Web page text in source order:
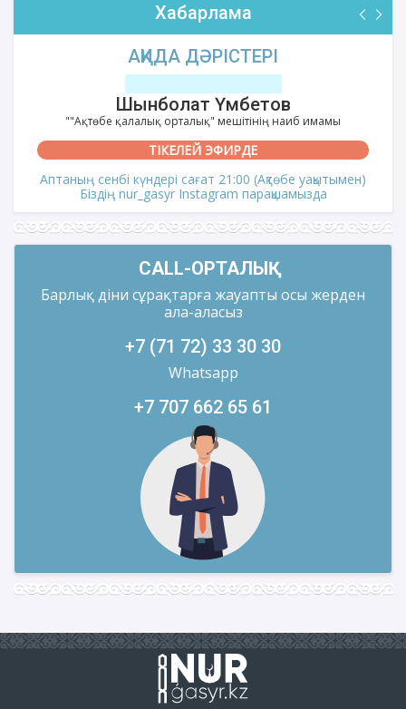
Хабарлама
АҚИДА ДӘРІСТЕРІ
Шынболат Үмбетов
""Ақтөбе қалалық орталық" мешітінің наиб имамы
ТІКЕЛЕЙ ЭФИРДЕ
Аптаның сенбі күндері сағат 21:00 (Ақтөбе уақытымен)
Біздің nur_gasyr Instagram парақшамызда
CALL-ОРТАЛЫҚ
Барлық діни сұрақтарға жауапты осы жерден
ала-аласыз
+7 (71 72) 33 30 30
Whatsapp
+7 707 662 65 61